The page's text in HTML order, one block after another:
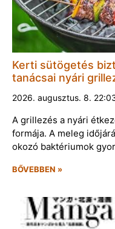
Kerti sütögetés
tanácsai nyári
2026. augusztus. 8.
A grillezés a nyári
formája. A meleg
okozó baktériumok
BŐVEBBEN »